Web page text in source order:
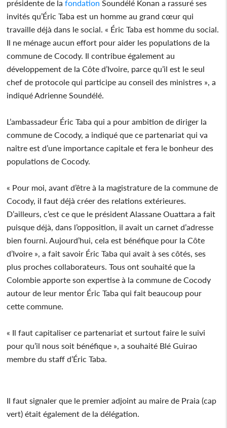
présidente de la fondation Soundélé Konan a rassuré ses
invités qu’Éric Taba est un homme au grand cœur qui
travaille déjà dans le social. « Éric Taba est homme du social.
Il ne ménage aucun effort pour aider les populations de la
commune de Cocody. Il contribue également au
développement de la Côte d’Ivoire, parce qu’il est le seul
chef de protocole qui participe au conseil des ministres », a
indiqué Adrienne Soundélé.
L’ambassadeur Éric Taba qui a pour ambition de diriger la
commune de Cocody, a indiqué que ce partenariat qui va
naître est d’une importance capitale et fera le bonheur des
populations de Cocody.
« Pour moi, avant d’être à la magistrature de la commune de
Cocody, il faut déjà créer des relations extérieures.
D’ailleurs, c’est ce que le président Alassane Ouattara a fait
puisque déjà, dans l’opposition, il avait un carnet d’adresse
bien fourni. Aujourd’hui, cela est bénéfique pour la Côte
d’Ivoire », a fait savoir Éric Taba qui avait à ses côtés, ses
plus proches collaborateurs. Tous ont souhaité que la
Colombie apporte son expertise à la commune de Cocody
autour de leur mentor Éric Taba qui fait beaucoup pour
cette commune.
« Il faut capitaliser ce partenariat et surtout faire le suivi
pour qu’il nous soit bénéfique », a souhaité Blé Guirao
membre du staff d’Éric Taba.
Il faut signaler que le premier adjoint au maire de Praia (cap
vert) était également de la délégation.